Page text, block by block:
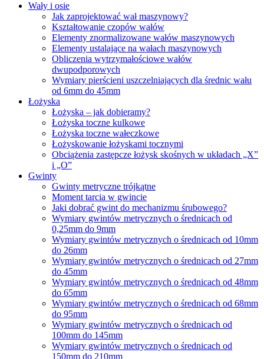
Wały i osie
Jak zaprojektować wał maszynowy?
Kształtowanie czopów wałów
Elementy znormalizowane wałów maszynowych
Elementy ustalające na wałach maszynowych
Obliczenia wytrzymałościowe wałów
dwupodporowych
Wymiary pierścieni uszczelniających dla średnic wału
od 6mm do 45mm
Łożyska
Łożyska – jak dobieramy?
Łożyska toczne kulkowe
Łożyska toczne wałeczkowe
Łożyskowanie łożyskami tocznymi
Obciążenia zastępcze łożysk skośnych w układach „X”
i „O”
Gwinty
Gwinty metryczne trójkątne
Moment tarcia w gwincie
Jaki dobrać gwint do mechanizmu śrubowego?
Wymiary gwintów metrycznych o średnicach od
0,25mm do 9mm
Wymiary gwintów metrycznych o średnicach od 10mm
do 26mm
Wymiary gwintów metrycznych o średnicach od 27mm
do 45mm
Wymiary gwintów metrycznych o średnicach od 48mm
do 65mm
Wymiary gwintów metrycznych o średnicach od 68mm
do 95mm
Wymiary gwintów metrycznych o średnicach od
100mm do 145mm
Wymiary gwintów metrycznych o średnicach od
150mm do 210mm